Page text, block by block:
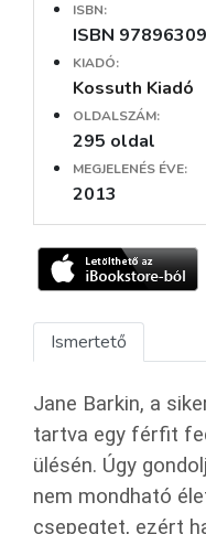
ISBN:
ISBN
KIADÓ:
Kossuth Kiadó
OLDALSZÁM:
295 oldal
MEGJELENÉS ÉVE:
2013
Ismertető
Jane Barkin, a
tartva egy férfit
ülésén. Úgy
nem mondható
csepegtet, ezért